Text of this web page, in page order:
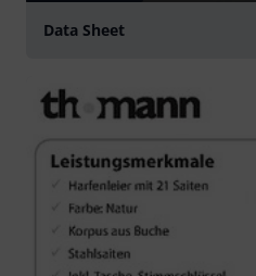
Data Sheet